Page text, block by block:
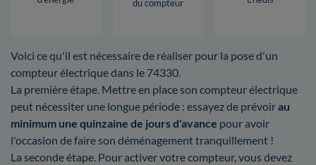
du compteur
Voici ce qu'il est nécessaire de réaliser pour la pose d'un
compteur électrique dans le 74330.
La première étape. Mettre en place son compteur électrique
peut nécessiter une longue période : essayez de prévoirau
minimum une quinzaine de jours d'avance pour avoir
l'occasion de faire son déménagement tranquillement !
La seconde étape. Pour activer votre compteur, vous devez